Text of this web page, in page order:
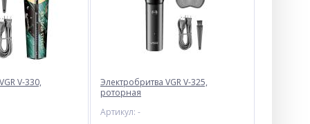
V-330,
Электробритва VGR V-325,
роторная
Артикул: -